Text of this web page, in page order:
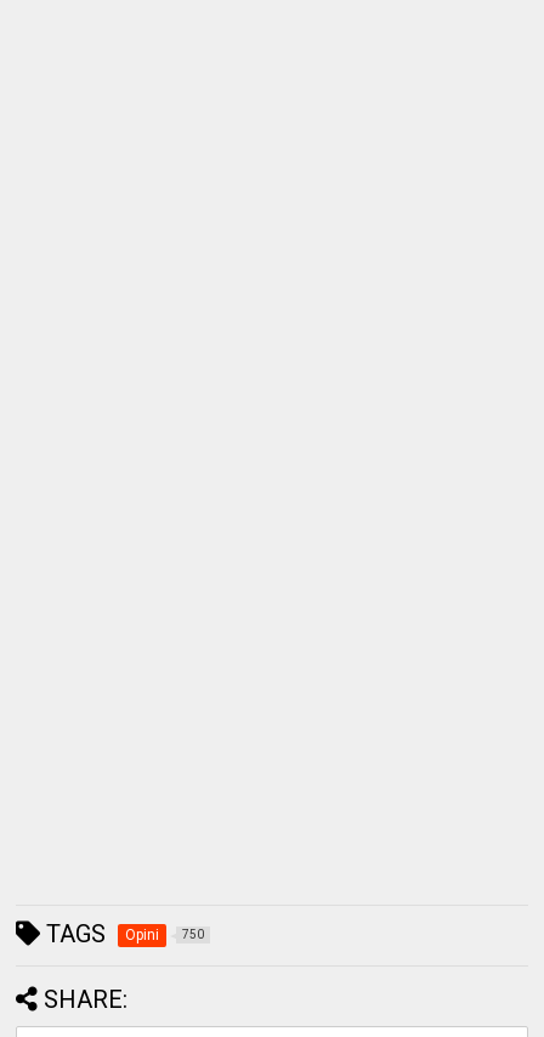
TAGS Opini 750
SHARE: